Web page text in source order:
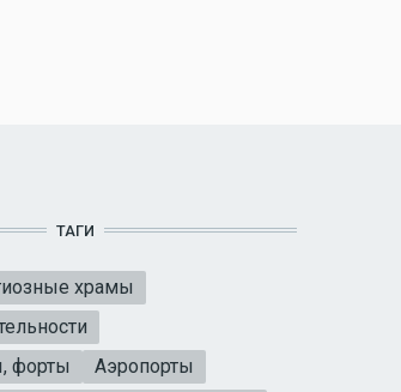
ТАГИ
храмы
форты
Аэропорты